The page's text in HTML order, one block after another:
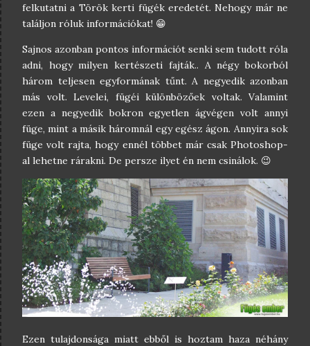
felkutatni a Török kerti fügék eredetét. Nehogy már ne
találjon róluk információkat! 😁
Sajnos azonban pontos információt senki sem tudott róla
adni, hogy milyen kertészeti fajták.. A négy bokorból
három teljesen egyformának tűnt. A negyedik azonban
más volt. Levelei, fügéi különbözőek voltak. Valamint
ezen a negyedik bokron egyetlen ágvégen volt annyi
füge, mint a másik háromnál egy egész ágon. Annyira sok
füge volt rajta, hogy ennél többet már csak Photoshop-
al lehetne rárakni. De persze ilyet én nem csinálok. 😉
Ezen tulajdonsága miatt ebből is hoztam haza néhány